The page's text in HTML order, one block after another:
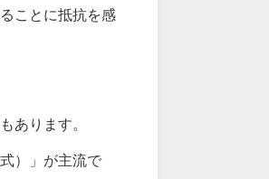
ことに抵抗を感
あります。
）」が主流で